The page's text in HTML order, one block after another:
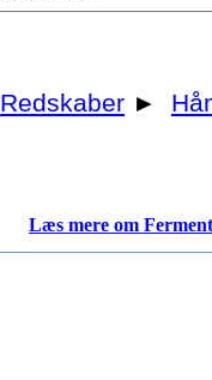
Redskaber ►
Læs mere om